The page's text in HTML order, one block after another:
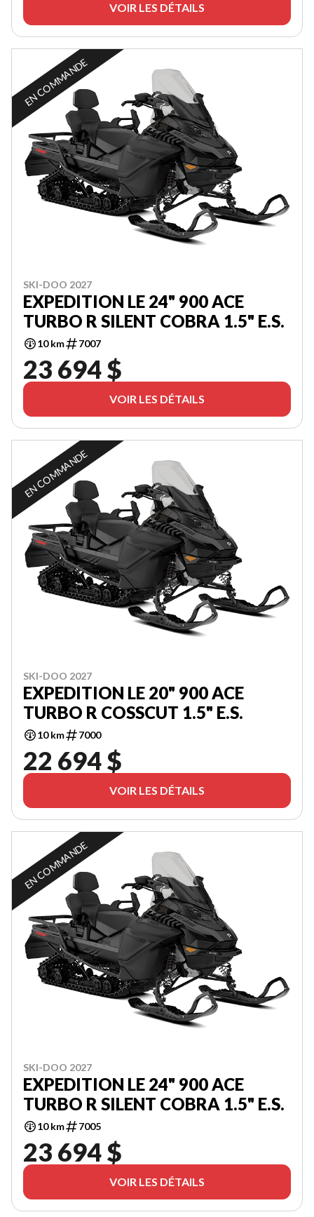
VOIR LES DÉTAILS
EN COMMANDE
SKI-DOO 2027
EXPEDITION LE 24" 900 ACE
TURBO R SILENT COBRA 1.5" E.S.
10 km 7007
23 694 $
VOIR LES DÉTAILS
EN COMMANDE
SKI-DOO 2027
EXPEDITION LE 20" 900 ACE
TURBO R COSSCUT 1.5" E.S.
10 km 7000
22 694 $
VOIR LES DÉTAILS
EN COMMANDE
SKI-DOO 2027
EXPEDITION LE 24" 900 ACE
TURBO R SILENT COBRA 1.5" E.S.
10 km 7005
23 694 $
VOIR LES DÉTAILS